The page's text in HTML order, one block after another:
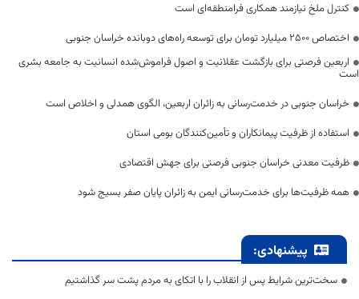
کنترل ملخ نیازمند همکاری فرامنطقه‌ای است
اختصاص 2500 میلیارد تومان برای توسعه راه‌های دوبانده خراسان جنوبی
اربعین فرصتی برای بازگشت عقلانیت و اصول فراموش‌شده انسانیت به جامعه بشری
است
خراسان جنوبی در خدمت‌رسانی به زائران اربعین، الگوی همدلی و اخلاص است
استفاده از ظرفیت پیمانکاران و تأمین‌کنندگان بومی استان
ظرفیت معدنی خراسان جنوبی فرصتی برای جهش اقتصادی
همه ظرفیت‌ها برای خدمت‌رسانی ایمن به زائران پایان صفر بسیج شود
پیشنهادی:
سخت‌ترین شرایط پس از انقلاب را با اتکای به مردم پشت سر گذاشتیم